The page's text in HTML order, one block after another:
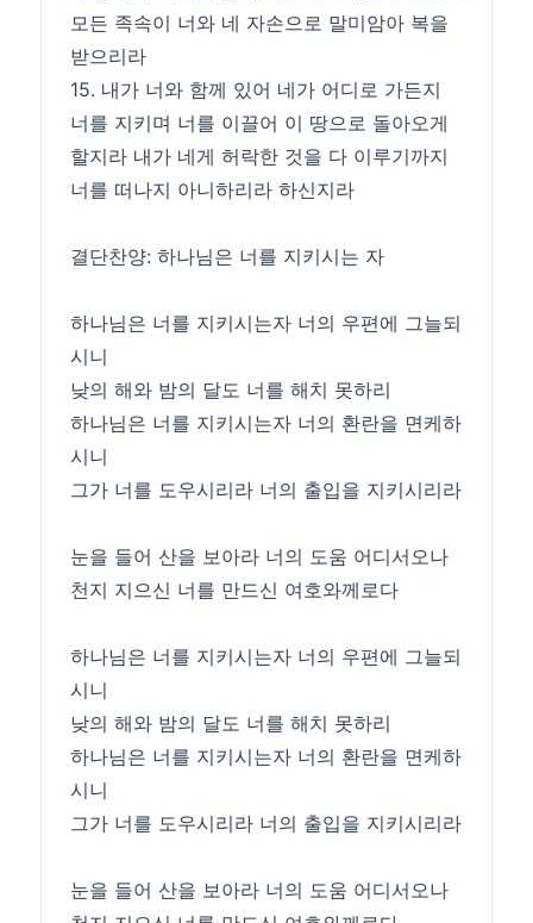
모든 족속이 너와 네 자손으로 말미암아 복을
받으리라
15. 내가 너와 함께 있어 네가 어디로 가든지
너를 지키며 너를 이끌어 이 땅으로 돌아오게
할지라 내가 네게 허락한 것을 다 이루기까지
너를 떠나지 아니하리라 하신지라
결단찬양: 하나님은 너를 지키시는 자
하나님은 너를 지키시는자 너의 우편에 그늘되
시니
낮의 해와 밤의 달도 너를 해치 못하리
하나님은 너를 지키시는자 너의 환란을 면케하
시니
그가 너를 도우시리라 너의 출입을 지키시리라
눈을 들어 산을 보아라 너의 도움 어디서오나
천지 지으신 너를 만드신 여호와께로다
하나님은 너를 지키시는자 너의 우편에 그늘되
시니
낮의 해와 밤의 달도 너를 해치 못하리
하나님은 너를 지키시는자 너의 환란을 면케하
시니
그가 너를 도우시리라 너의 출입을 지키시리라
눈을 들어 산을 보아라 너의 도움 어디서오나